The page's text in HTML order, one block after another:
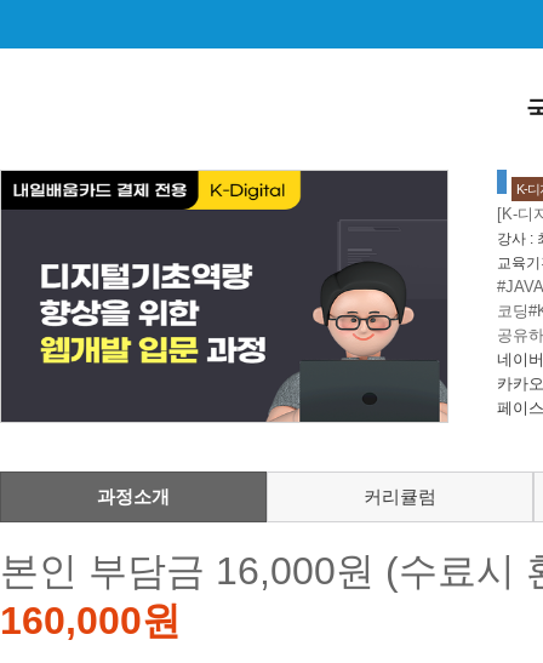
K-
[K-디
강사 :
교육
#JAVA
코딩
공유
네이
카카
페이
과정소개 커리큘럼
본인 부담금 16,000원 (수료시
160,000원